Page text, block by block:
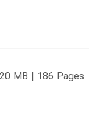
MB | 186 Pages